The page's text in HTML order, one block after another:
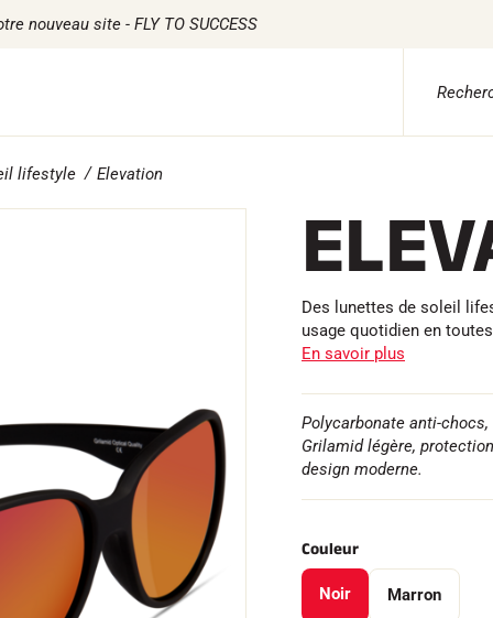
nouveau site - FLY TO SUCCESS
Ski Alpin
CHRONOMÉTRAGE
Kits complets
Chronomètres et transmission
Suite SkiAlp
Suite SkiNordic
Suite Msports
Scoreboard-Pro
MULTI-
SPORTS
ADVICE
lifestyle Elevation
Des lunettes de soleil
usage quotidien en
En savoir plus
Polycarbonate anti-
Grilamid légère,
design moderne.
Couleur
Noir Marron